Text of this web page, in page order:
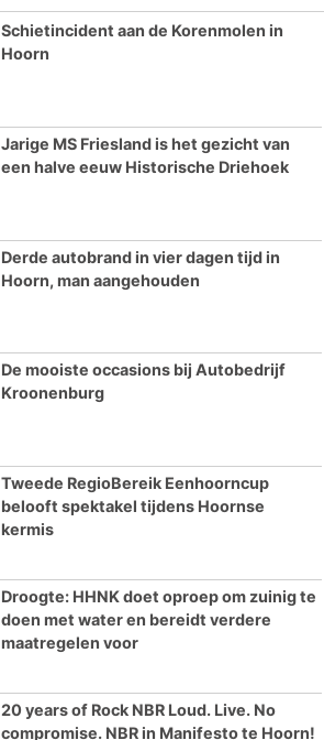
Schietincident aan de Korenmolen in
Hoorn
Jarige MS Friesland is het gezicht van
een halve eeuw Historische Driehoek
Derde autobrand in vier dagen tijd in
Hoorn, man aangehouden
De mooiste occasions bij Autobedrijf
Kroonenburg
Tweede RegioBereik Eenhoorncup
belooft spektakel tijdens Hoornse
kermis
Droogte: HHNK doet oproep om zuinig te
doen met water en bereidt verdere
maatregelen voor
20 years of Rock NBR Loud. Live. No
compromise. NBR in Manifesto te Hoorn!